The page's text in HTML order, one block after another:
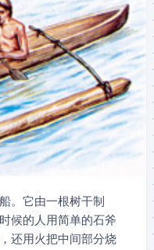
。它由一根树干制
候的人用简单的石斧
还用火把中间部分烧